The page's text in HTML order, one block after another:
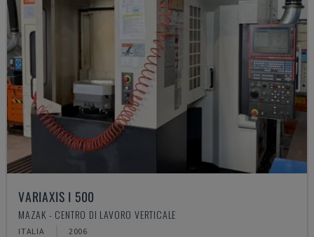
VARIAXIS I 500
MAZAK - CENTRO DI LAVORO VERTICALE
ITALIA 2006